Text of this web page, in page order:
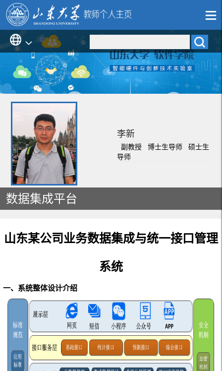
李新
副教授 博士生导师 硕士生
导师
数据集成平台
山东某公司业务数据集成与统一接口管理
系统
一、系统整体设计介绍